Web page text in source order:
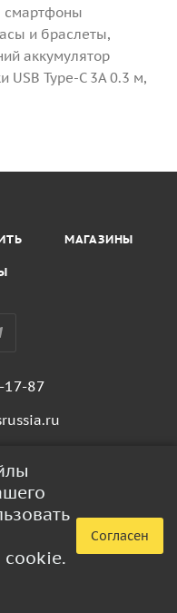
смартфоны
и браслеты,
аккумулятор
USB Type-C 3A 0.3 м,
МАГАЗИНЫ
17-87
продукции Baseus
cookie.
Согласен